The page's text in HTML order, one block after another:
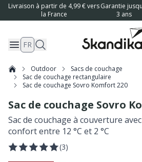
Livraison à partir de 4,99 € vers
la France
Garantie
3 ans
FR
Outdoor
Sacs de couchage
Sac de couchage rectangulaire
Sac de couchage Sovro Komfort 220
Sac de couchage Sovro
Sac de couchage à couverture
confort entre 12 °C et 2 °C
(3)